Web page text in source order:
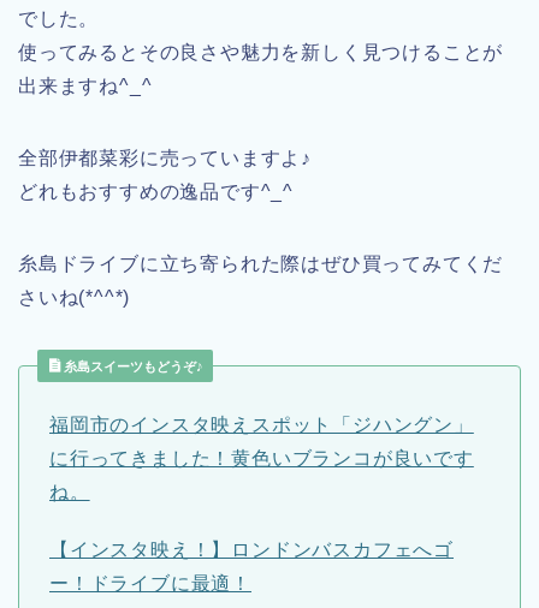
でした。
使ってみるとその良さや魅力を新しく見つけることが
出来ますね^_^
全部伊都菜彩に売っていますよ♪
どれもおすすめの逸品です^_^
糸島ドライブに立ち寄られた際はぜひ買ってみてくだ
さいね(*^^*)
糸島スイーツもどうぞ♪
福岡市のインスタ映えスポット「ジハングン」
に行ってきました！黄色いブランコが良いです
ね。
【インスタ映え！】ロンドンバスカフェへゴ
ー！ドライブに最適！